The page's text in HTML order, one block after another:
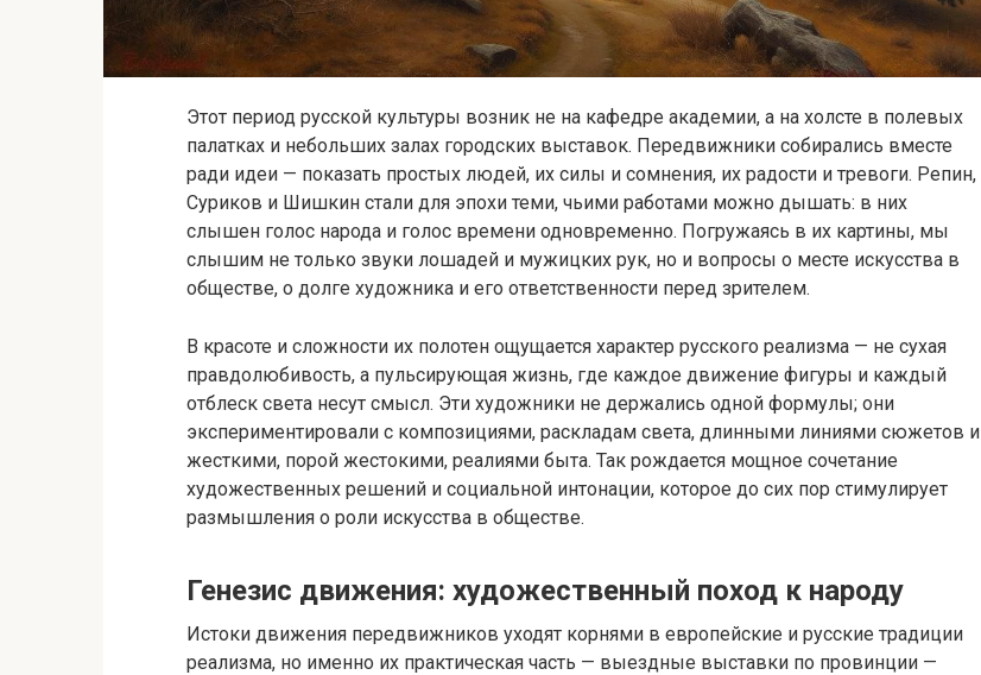
Этот период русской культуры возник не на кафедре академии, а на холсте в полевых
палатках и небольших залах городских выставок. Передвижники собирались вместе
ради идеи — показать простых людей, их силы и сомнения, их радости и тревоги. Репин,
Суриков и Шишкин стали для эпохи теми, чьими работами можно дышать: в них
слышен голос народа и голос времени одновременно. Погружаясь в их картины, мы
слышим не только звуки лошадей и мужицких рук, но и вопросы о месте искусства в
обществе, о долге художника и его ответственности перед зрителем.
В красоте и сложности их полотен ощущается характер русского реализма — не сухая
правдолюбивость, а пульсирующая жизнь, где каждое движение фигуры и каждый
отблеск света несут смысл. Эти художники не держались одной формулы; они
экспериментировали с композициями, раскладам света, длинными линиями сюжетов и
жесткими, порой жестокими, реалиями быта. Так рождается мощное сочетание
художественных решений и социальной интонации, которое до сих пор стимулирует
размышления о роли искусства в обществе.
Генезис движения: художественный поход к народу
Истоки движения передвижников уходят корнями в европейские и русские традиции
реализма, но именно их практическая часть — выездные выставки по провинции —